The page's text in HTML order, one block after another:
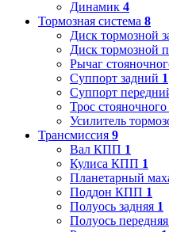
Динамик 4
Тормозная система 8
Диск тормозной
Диск тормозной
Рычаг
Суппорт задний 1
Суппорт
Трос стояночного
Усилитель
Трансмиссия 9
Вал КПП 1
Кулиса КПП 1
Планетарный
Поддон КПП 1
Полуось задняя 1
Полуось